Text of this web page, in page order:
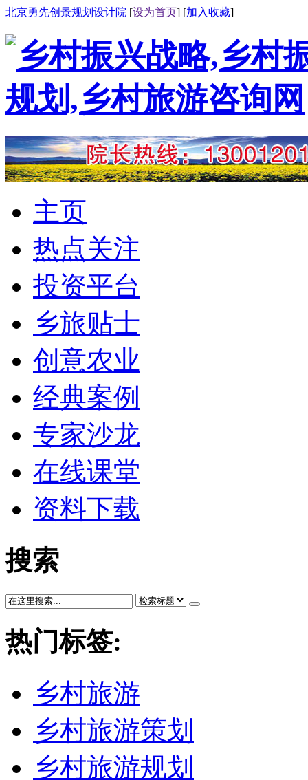
北京勇先创景规划设计院 [设为首页] [加入收藏]
主页
热点关注
投资平台
乡旅贴士
创意农业
经典案例
专家沙龙
在线课堂
资料下载
搜索
热门标签:
乡村旅游
乡村旅游策划
乡村旅游规划